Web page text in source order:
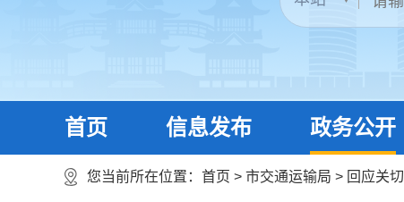
首页 信息发布 政务公开
您当前所在位置： 首页 > 市交通运输局 > 回应关切